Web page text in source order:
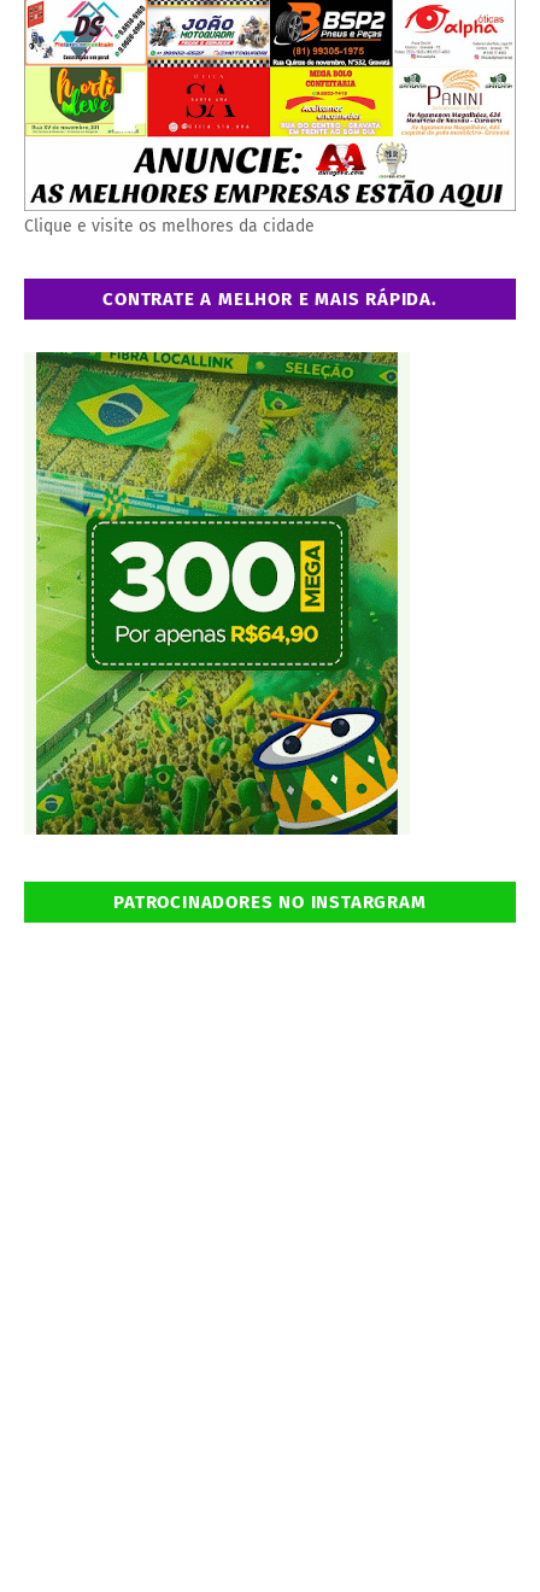
Clique e visite os melhores da cidade
CONTRATE A MELHOR E MAIS RÁPIDA.
PATROCINADORES NO INSTARGRAM